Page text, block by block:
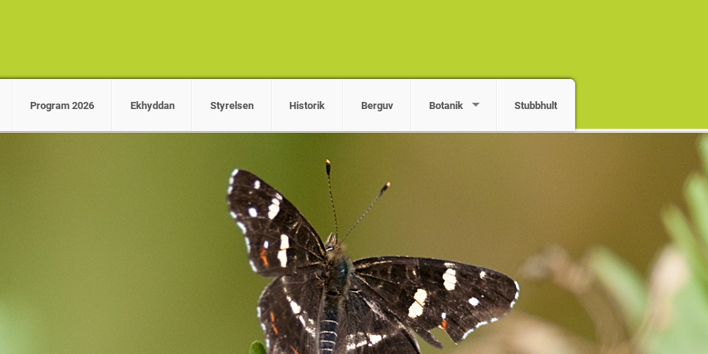
Program 2026 Ekhyddan Styrelsen Historik Berguv Botanik Stubbhult